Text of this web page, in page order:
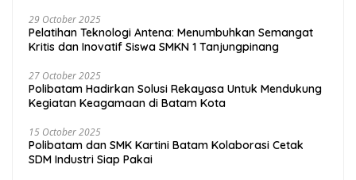
29 October 2025
Pelatihan Teknologi Antena: Menumbuhkan Semangat
Kritis dan Inovatif Siswa SMKN 1 Tanjungpinang
27 October 2025
Polibatam Hadirkan Solusi Rekayasa Untuk Mendukung
Kegiatan Keagamaan di Batam Kota
15 October 2025
Polibatam dan SMK Kartini Batam Kolaborasi Cetak
SDM Industri Siap Pakai